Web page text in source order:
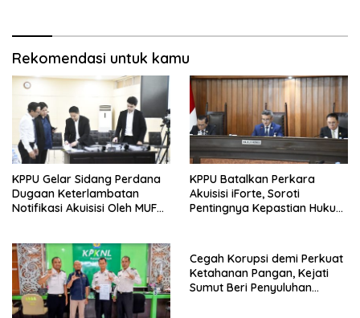
Rekomendasi untuk kamu
KPPU Gelar Sidang Perdana
Dugaan Keterlambatan
Notifikasi Akuisisi Oleh MUFG
KPPU Batalkan Perkara
Akuisisi iForte, Soroti
Pentingnya Kepastian Hukum
Cegah Korupsi demi Perkuat
Ketahanan Pangan, Kejati
Sumut Beri Penyuluhan